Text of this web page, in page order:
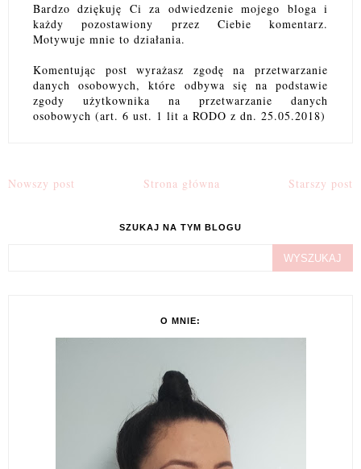
Bardzo dziękuję Ci za odwiedzenie mojego bloga i
każdy pozostawiony przez Ciebie komentarz.
Motywuje mnie to działania.
Komentując post wyrażasz zgodę na przetwarzanie
danych osobowych, które odbywa się na podstawie
zgody użytkownika na przetwarzanie danych
osobowych (art. 6 ust. 1 lit a RODO z dn. 25.05.2018)
Nowszy post Starszy post
Strona główna
SZUKAJ NA TYM BLOGU
O MNIE: